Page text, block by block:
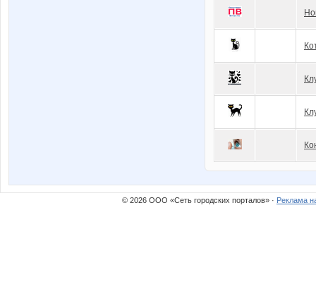
© 2026 ООО «Сеть городских порталов» · Реклама